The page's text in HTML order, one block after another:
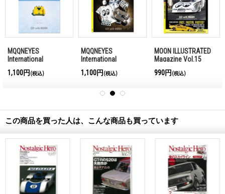
MQQNEYES
International
2016-2017
1,100円 (税込)
MQQNEYES
International
2016
1,100円 (税込)
MOON ILLUSTRATED
Magazine Vol.15
990円 (税込)
この商品を買った人は、こんな商品も買っています